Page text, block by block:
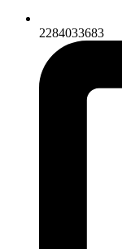
2284033683